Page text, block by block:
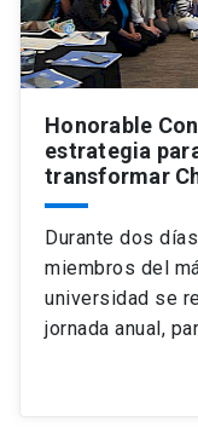
Honorable
estrategia
transformar
Durante dos
miembros del
universidad se
jornada anual,